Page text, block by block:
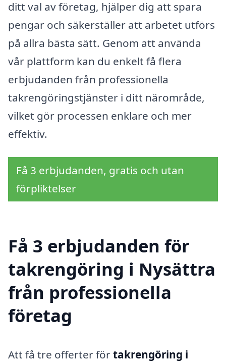
ditt val av företag, hjälper dig att spara
pengar och säkerställer att arbetet utförs
på allra bästa sätt. Genom att använda
vår plattform kan du enkelt få flera
erbjudanden från professionella
takrengöringstjänster i ditt närområde,
vilket gör processen enklare och mer
effektiv.
Få 3 erbjudanden, gratis och utan
förpliktelser
Få 3 erbjudanden för
takrengöring i Nysättra
från professionella
företag
Att få tre offerter förtakrengöring i